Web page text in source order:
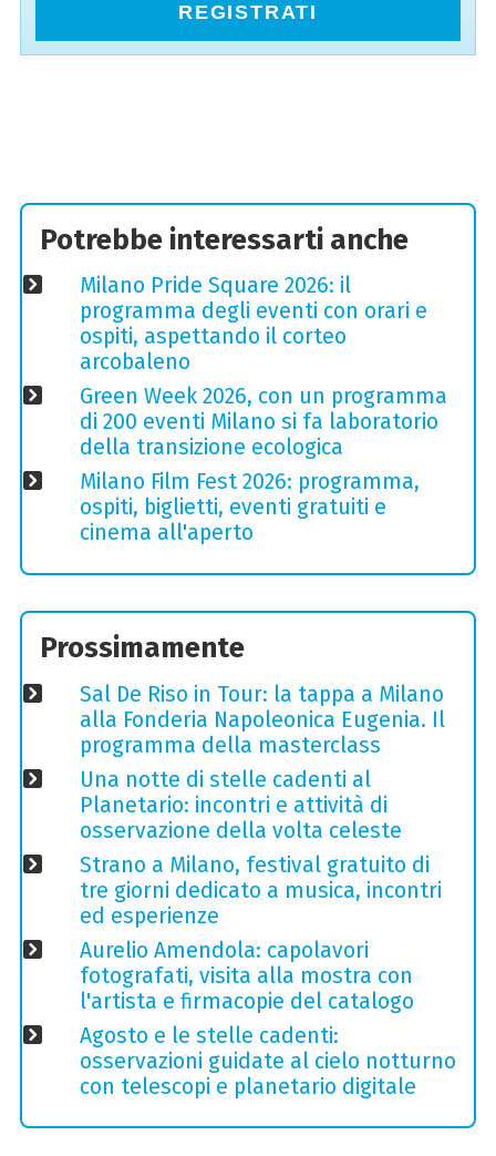
REGISTRATI
Potrebbe interessarti anche
Milano Pride Square 2026: il
programma degli eventi con orari e
ospiti, aspettando il corteo
arcobaleno
Green Week 2026, con un programma
di 200 eventi Milano si fa laboratorio
della transizione ecologica
Milano Film Fest 2026: programma,
ospiti, biglietti, eventi gratuiti e
cinema all'aperto
Prossimamente
Sal De Riso in Tour: la tappa a Milano
alla Fonderia Napoleonica Eugenia. Il
programma della masterclass
Una notte di stelle cadenti al
Planetario: incontri e attività di
osservazione della volta celeste
Strano a Milano, festival gratuito di
tre giorni dedicato a musica, incontri
ed esperienze
Aurelio Amendola: capolavori
fotografati, visita alla mostra con
l'artista e firmacopie del catalogo
Agosto e le stelle cadenti:
osservazioni guidate al cielo notturno
con telescopi e planetario digitale